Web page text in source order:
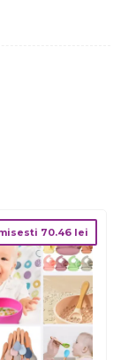
70.46 lei